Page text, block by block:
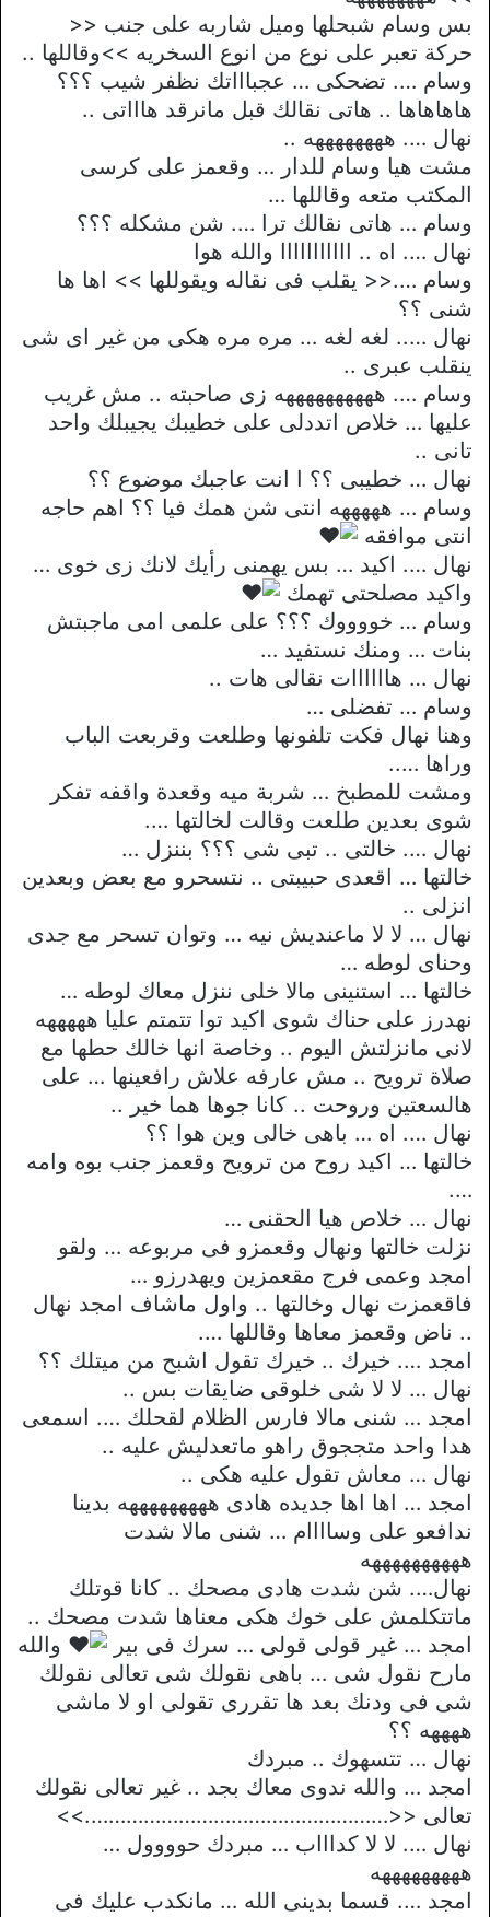
بس وسام شبحلها وميل شاربه على جنب <<
حركة تعبر على نوع من انوع السخريه >>وقاللها ..
وسام …. تضحكى … عجباااتك نظفر شيب ؟؟؟
هاهاهاها .. هاتى نقالك قبل مانرقد هاااتى ..
نهال …. ههههههههه ..
مشت هيا وسام للدار … وقعمز على كرسى
المكتب متعه وقاللها …
وسام … هاتى نقالك ترا …. شن مشكله ؟؟؟
نهال …. اه .. ااااااااااا والله هوا
وسام ….<< يقلب فى نقاله ويقوللها >> اها ها
شنى ؟؟
نهال ….. لغه لغه … مره مره هكى من غير اى شى
ينقلب عبرى ..
وسام …. ههههههههههه زى صاحبته .. مش غريب
عليها … خلاص اتددلى على خطيبك يجيبلك واحد
تانى ..
نهال … خطيبى ؟؟ ا انت عاجبك موضوع ؟؟
وسام … هههههه انتى شن همك فيا ؟؟ اهم حاجه
انتى موافقه
نهال …. اكيد … بس يهمنى رأيك لانك زى خوى …
واكيد مصلحتى تهمك
وسام … خووووك ؟؟؟ على علمى امى ماجبتش
بنات … ومنك نستفيد …
نهال … هاااااات نقالى هات ..
وسام … تفضلى …
وهنا نهال فكت تلفونها وطلعت وقربعت الباب
وراها …..
ومشت للمطبخ … شربة ميه وقعدة واقفه تفكر
شوى بعدين طلعت وقالت لخالتها ….
نهال …. خالتى .. تبى شى ؟؟؟ بننزل …
خالتها … اقعدى حبيبتى .. نتسحرو مع بعض وبعدين
انزلى ..
نهال … لا لا ماعنديش نيه … وتوان تسحر مع جدى
وحناى لوطه …
خالتها … استنينى مالا خلى ننزل معاك لوطه …
نهدرز على حناك شوى اكيد توا تتمتم عليا هههههه
لانى مانزلتش اليوم .. وخاصة انها خالك حطها مع
صلاة ترويح .. مش عارفه علاش رافعينها … على
هالسعتين وروحت .. كانا جوها هما خير ..
نهال …. اه … باهى خالى وين هوا ؟؟
خالتها … اكيد روح من ترويح وقعمز جنب بوه وامه
….
نهال … خلاص هيا الحقنى …
نزلت خالتها ونهال وقعمزو فى مربوعه … ولقو
امجد وعمى فرج مقعمزين ويهدرزو …
فاقعمزت نهال وخالتها .. واول ماشاف امجد نهال
.. ناض وقعمز معاها وقاللها ….
امجد …. خيرك .. خيرك تقول اشبح من ميتلك ؟؟
نهال … لا لا شى خلوقى ضايقات بس ..
امجد … شنى مالا فارس الظلام لقحلك …. اسمعى
هدا واحد متججوق راهو ماتعدليش عليه ..
نهال … معاش تقول عليه هكى ..
امجد … اها اها جديده هادى هههههههههه بدينا
ندافعو على وساااام … شنى مالا شدت
ههههههههههه
نهال…. شن شدت هادى مصحك .. كانا قوتلك
ماتتكلمش على خوك هكى معناها شدت مصحك ..
امجد … غير قولى قولى … سرك فى بير
والله
مارح نقول شى … باهى نقولك شى تعالى نقولك
شى فى ودنك بعد ها تقررى تقولى او لا ماشى
ههههه ؟؟
نهال … تتسهوك .. مبردك
امجد … والله ندوى معاك بجد .. غير تعالى نقولك
تعالى <<…………………………………………….>>
نهال …. لا لا كداااب … مبردك حوووول …
هههههههههه
امجد …. قسما بدينى الله … مانكدب عليك فى